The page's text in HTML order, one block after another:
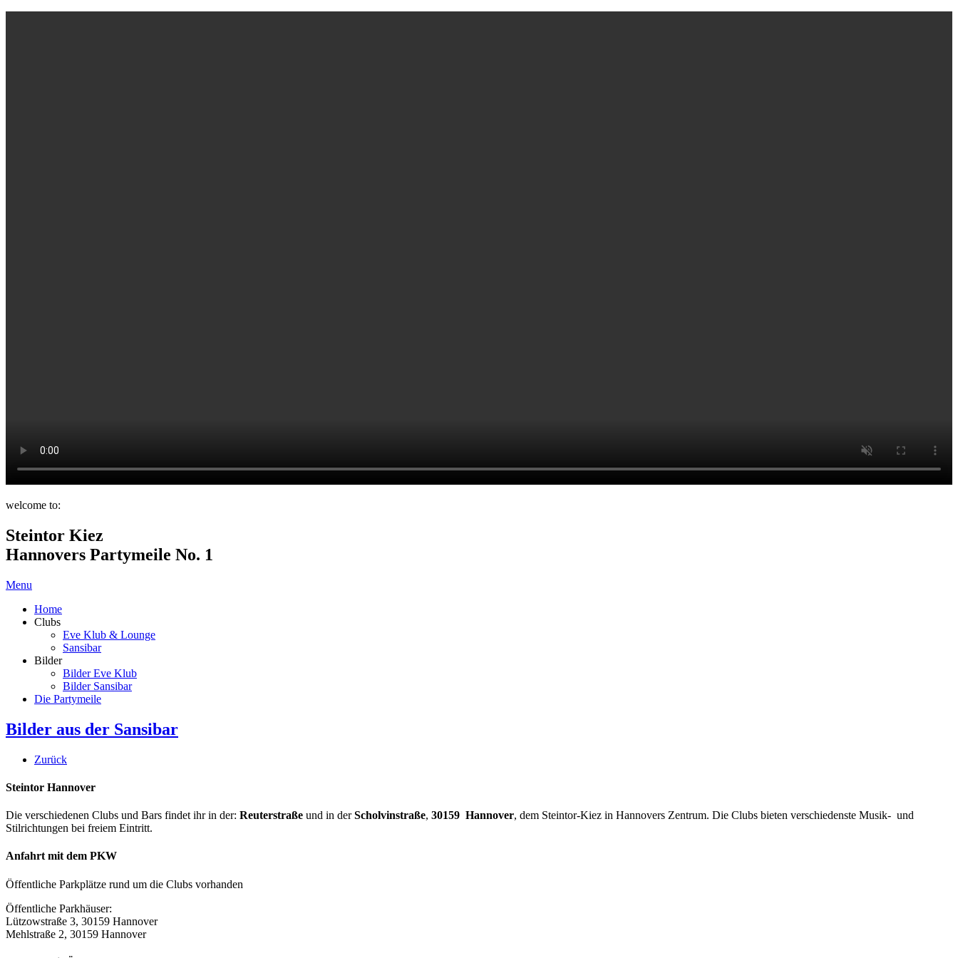
welcome to:
Steintor Kiez
Hannovers Partymeile No. 1
Menu
Home
Clubs
Eve Klub & Lounge
Sansibar
Bilder
Bilder Eve Klub
Bilder Sansibar
Die Partymeile
Bilder aus der Sansibar
Zurück
Steintor Hannover
Die verschiedenen Clubs und Bars findet ihr in der: Reuterstraße und in derScholvinstraße, 30159 Hannover, dem Steintor-Kiez in Hannovers Zentrum. Die Clubs bieten verschiedenste Musik- und
Stilrichtungen bei freiem Eintritt.
Anfahrt mit dem PKW
Öffentliche Parkplätze rund um die Clubs vorhanden
Öffentliche Parkhäuser:
Lützowstraße 3, 30159 Hannover
Mehlstraße 2, 30159 Hannover